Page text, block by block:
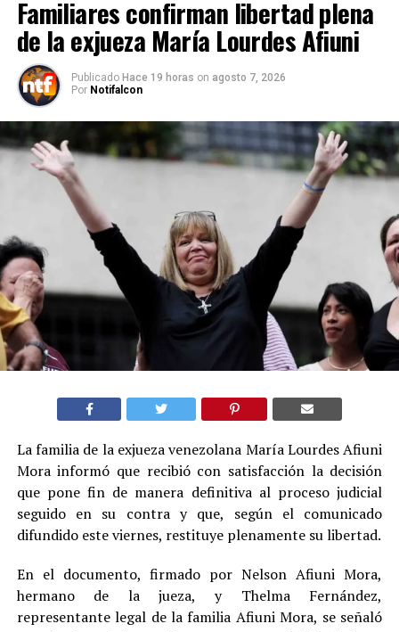
Familiares confirman libertad plena
de la exjueza María Lourdes Afiuni
Publicado Hace 19 horas on agosto 7, 2026
Por Notifalcon
La familia de la exjueza venezolana María Lourdes Afiuni
Mora informó que recibió con satisfacción la decisión
que pone fin de manera definitiva al proceso judicial
seguido en su contra y que, según el comunicado
difundido este viernes, restituye plenamente su libertad.
En el documento, firmado por Nelson Afiuni Mora,
hermano de la jueza, y Thelma Fernández,
representante legal de la familia Afiuni Mora, se señaló